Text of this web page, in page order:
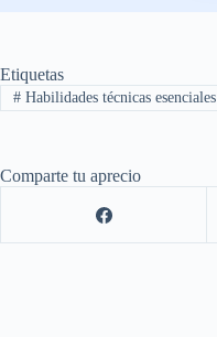
Etiquetas
#Habilidades técnicas esenciales
Comparte tu aprecio